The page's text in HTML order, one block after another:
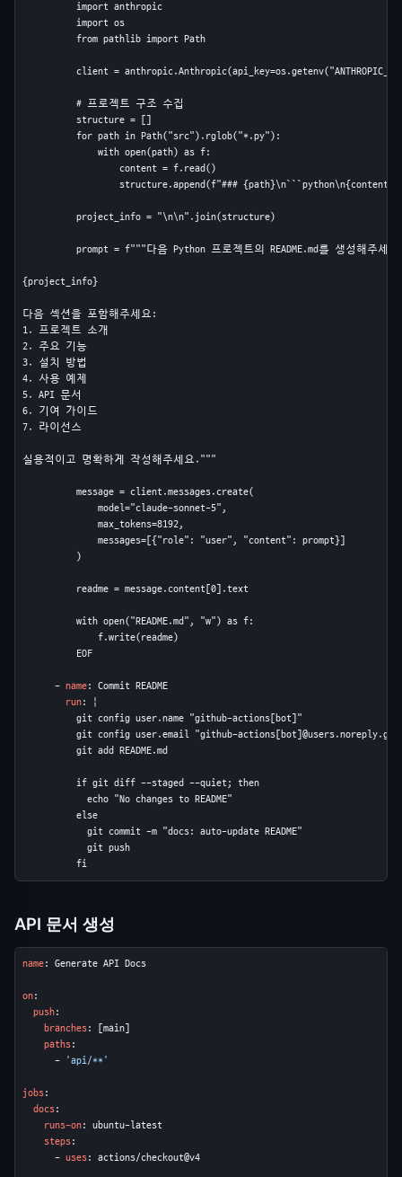
          import anthropic
          import os
          from pathlib import Path
client =
          # 프로젝트 구조 수집
          structure = []
          for path in Path("src").rglob("*.py"):
              with open(path) as f:
                  content = f.read()
structure.append(f"###
          project_info = "\n\n".join(structure)
prompt = f"""다음 Python 프로젝트의 README.md를 생성해주세요
{project_info}
다음 섹션을 포함해주세요:
1. 프로젝트 소개
2. 주요 기능
3. 설치 방법
4. 사용 예제
5. API 문서
6. 기여 가이드
7. 라이선스
실용적이고 명확하게 작성해주세요."""
          message = client.messages.create(
              model="claude-sonnet-5",
              max_tokens=8192,
              messages=[{"role": "user", "content": prompt}]
          )
          readme = message.content[0].text
          with open("README.md", "w") as f:
              f.write(readme)
          EOF
      -
name: Commit README
run: |
          git config user.name "github-actions[bot]"
git config user.email "github-
          git add README.md
          if git diff --staged --quiet; then
            echo "No changes to README"
          else
            git commit -m "docs: auto-update README"
            git push
          fi
API 문서 생성
name: Generate API Docs
on:
push:
branches: [main]
paths:
      -
'api/**'
jobs:
docs:
runs-on: ubuntu-latest
steps:
      -
uses: actions/checkout@v4